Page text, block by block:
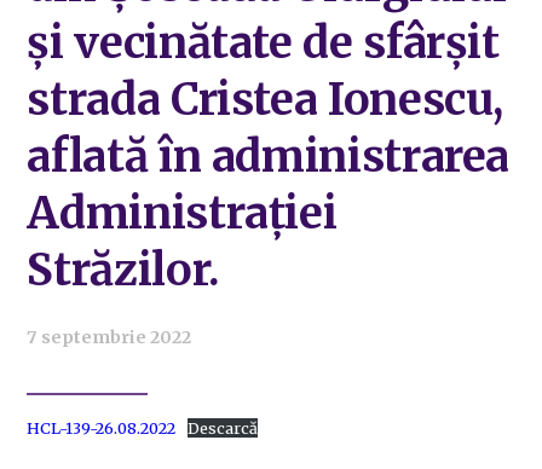
și vecinătate de sfârșit
strada Cristea Ionescu,
aflată în administrarea
Administrației
Străzilor.
7 septembrie 2022
HCL-139-26.08.2022 Descarcă